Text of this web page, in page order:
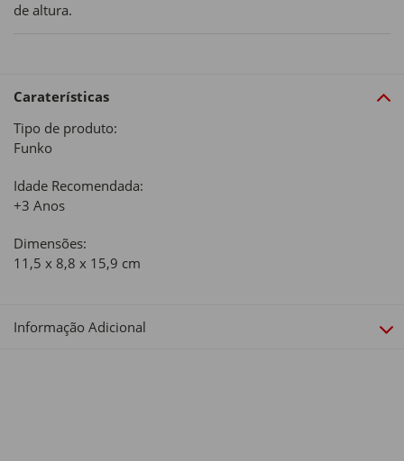
de altura.
Caraterísticas
Tipo de produto:
Funko
Idade Recomendada:
‍+3 Anos
Dimensões:
11,5 x 8,8 x 15,9 cm
Informação Adicional